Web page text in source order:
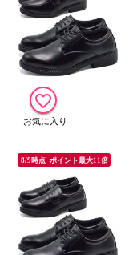
8/9時点_ポイント最大11倍